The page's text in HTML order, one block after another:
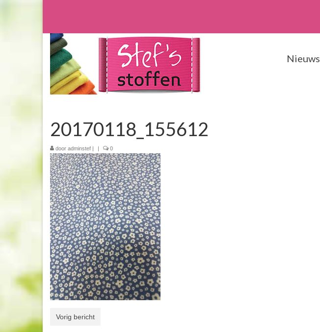
Nieuws
20170118_155612
door adminstef | | 0
Vorig bericht